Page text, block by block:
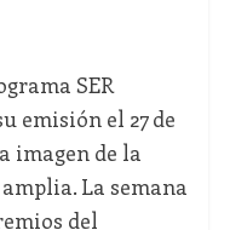
SER
emisión el 27 de
imagen de la
La semana
del